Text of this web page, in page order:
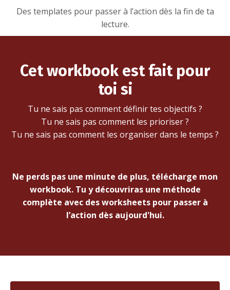
Des templates pour passer à l’action dès la fin de ta
lecture.
Cetworkbook est fait pour
toi si
Tu ne sais pas comment définir tes objectifs ?
Tu ne sais pas comment les prioriser ?
Tu ne sais pas comment les organiser dans le temps ?
Ne perds pas une minute de plus, télécharge mon
workbook. Tu y découvriras une méthode
complète avec des worksheets pour passer à
l’action dès aujourd'hui.